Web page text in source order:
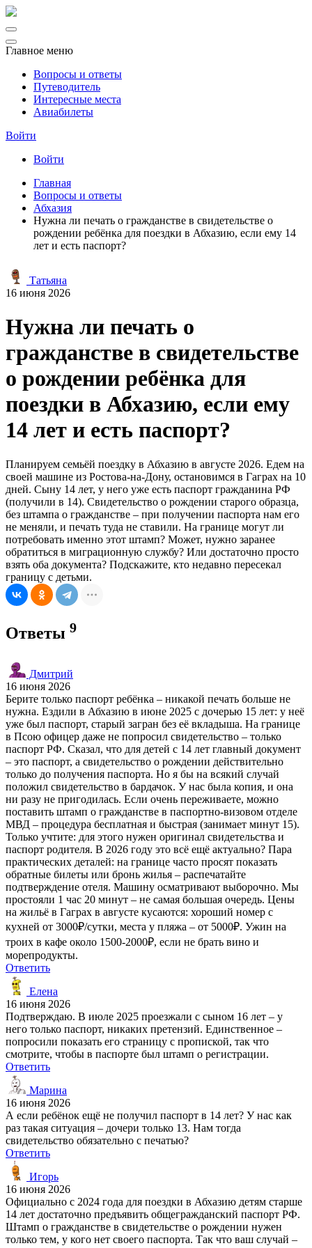
Главное меню
Вопросы и ответы
Путеводитель
Интересные места
Авиабилеты
Войти
Войти
Главная
Вопросы и ответы
Абхазия
Нужна ли печать о гражданстве в свидетельстве о
рождении ребёнка для поездки в Абхазию, если ему 14
лет и есть паспорт?
Татьяна
16 июня 2026
Нужна ли печать о
гражданстве в свидетельстве
о рождении ребёнка для
поездки в Абхазию, если ему
14 лет и есть паспорт?
Планируем семьёй поездку в Абхазию в августе 2026. Едем на
своей машине из Ростова-на-Дону, остановимся в Гаграх на 10
дней. Сыну 14 лет, у него уже есть паспорт гражданина РФ
(получили в 14). Свидетельство о рождении старого образца,
без штампа о гражданстве – при получении паспорта нам его
не меняли, и печать туда не ставили. На границе могут ли
потребовать именно этот штамп? Может, нужно заранее
обратиться в миграционную службу? Или достаточно просто
взять оба документа? Подскажите, кто недавно пересекал
границу с детьми.
Ответы 9
Дмитрий
16 июня 2026
Берите только паспорт ребёнка – никакой печать больше не
нужна. Ездили в Абхазию в июне 2025 с дочерью 15 лет: у неё
уже был паспорт, старый загран без её вкладыша. На границе
в Псою офицер даже не попросил свидетельство – только
паспорт РФ. Сказал, что для детей с 14 лет главный документ
– это паспорт, а свидетельство о рождении действительно
только до получения паспорта. Но я бы на всякий случай
положил свидетельство в бардачок. У нас была копия, и она
ни разу не пригодилась. Если очень переживаете, можно
поставить штамп о гражданстве в паспортно-визовом отделе
МВД – процедура бесплатная и быстрая (занимает минут 15).
Только учтите: для этого нужен оригинал свидетельства и
паспорт родителя. В 2026 году это всё ещё актуально? Пара
практических деталей: на границе часто просят показать
обратные билеты или бронь жилья – распечатайте
подтверждение отеля. Машину осматривают выборочно. Мы
простояли 1 час 20 минут – не самая большая очередь. Цены
на жильё в Гаграх в августе кусаются: хороший номер с
кухней от 3000₽/сутки, места у пляжа – от 5000₽. Ужин на
троих в кафе около 1500-2000₽, если не брать вино и
морепродукты.
Ответить
Елена
16 июня 2026
Подтверждаю. В июле 2025 проезжали с сыном 16 лет – у
него только паспорт, никаких претензий. Единственное –
попросили показать его страницу с пропиской, так что
смотрите, чтобы в паспорте был штамп о регистрации.
Ответить
Марина
16 июня 2026
А если ребёнок ещё не получил паспорт в 14 лет? У нас как
раз такая ситуация – дочери только 13. Нам тогда
свидетельство обязательно с печатью?
Ответить
Игорь
16 июня 2026
Официально с 2024 года для поездки в Абхазию детям старше
14 лет достаточно предъявить общегражданский паспорт РФ.
Штамп о гражданстве в свидетельстве о рождении нужен
только тем, у кого нет своего паспорта. Так что ваш случай –